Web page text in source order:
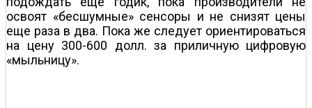
освоят «бесшумные» сенсоры и не снизят цены
еще раза в два. Пока же следует ориентироваться
на цену 300-600 долл. за приличную цифровую
«мыльницу».